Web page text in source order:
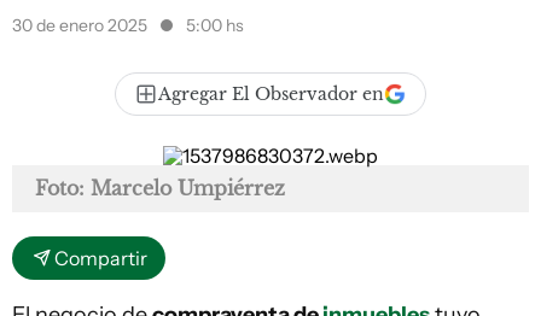
30 de enero 2025 5:00 hs
Agregar El Observador en
Foto: Marcelo Umpiérrez
Compartir